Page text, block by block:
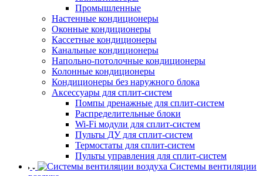
Промышленные
Настенные кондиционеры
Оконные кондиционеры
Кассетные кондиционеры
Канальные кондиционеры
Напольно-потолочные кондиционеры
Колонные кондиционеры
Кондиционеры без наружного блока
Аксессуары для сплит-систем
Помпы дренажные для сплит-систем
Распределительные блоки
Wi-Fi модули для сплит-систем
Пульты ДУ для сплит-систем
Термостаты для сплит-систем
Пульты управления для сплит-систем
Системы вентиляции